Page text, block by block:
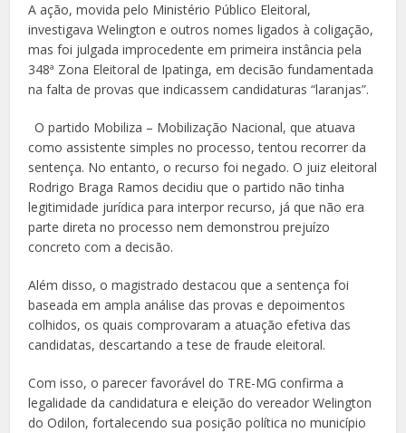
A ação, movida pelo Ministério Público Eleitoral,
investigava Welington e outros nomes ligados à coligação,
mas foi julgada improcedente em primeira instância pela
348ª Zona Eleitoral de Ipatinga, em decisão fundamentada
na falta de provas que indicassem candidaturas “laranjas”.
O partido Mobiliza – Mobilização Nacional, que atuava
como assistente simples no processo, tentou recorrer da
sentença. No entanto, o recurso foi negado. O juiz eleitoral
Rodrigo Braga Ramos decidiu que o partido não tinha
legitimidade jurídica para interpor recurso, já que não era
parte direta no processo nem demonstrou prejuízo
concreto com a decisão.
Além disso, o magistrado destacou que a sentença foi
baseada em ampla análise das provas e depoimentos
colhidos, os quais comprovaram a atuação efetiva das
candidatas, descartando a tese de fraude eleitoral.
Com isso, o parecer favorável do TRE-MG confirma a
legalidade da candidatura e eleição do vereador Welington
do Odilon, fortalecendo sua posição política no município